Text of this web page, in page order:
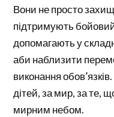
Вони не просто
підтримують
допомагають у
аби наблизити
виконання
дітей, за мир, за те,
мирним небом.